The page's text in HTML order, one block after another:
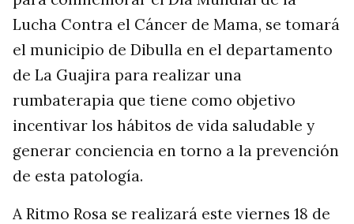
Lucha Contra el Cáncer de Mama, se tomará
el municipio de Dibulla en el departamento
de La Guajira para realizar una
rumbaterapia que tiene como objetivo
incentivar los hábitos de vida saludable y
generar conciencia en torno a la prevención
de esta patología.
A Ritmo Rosa se realizará este viernes 18 de